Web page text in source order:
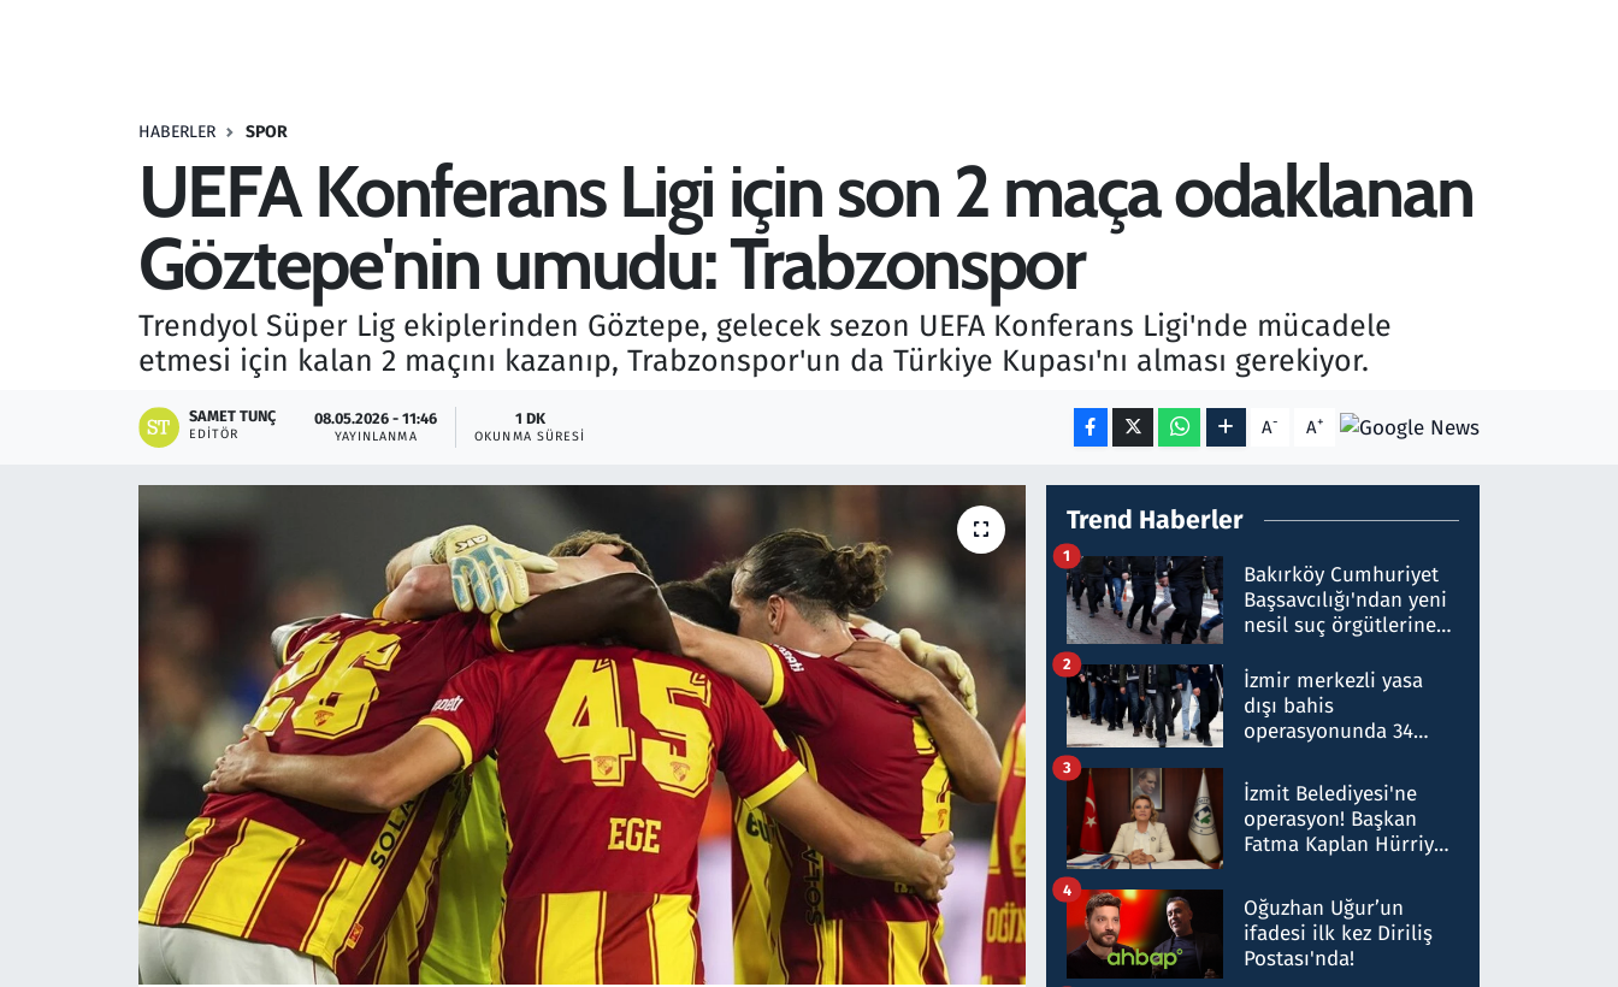
HABERLER SPOR
UEFA Konferans Ligi için son 2 maça odaklanan
Göztepe'nin umudu: Trabzonspor
Trendyol Süper Lig ekiplerinden Göztepe, gelecek sezon UEFA Konferans Ligi'nde mücadele
etmesi için kalan 2 maçını kazanıp, Trabzonspor'un da Türkiye Kupası'nı alması gerekiyor.
SAMET TUNÇ
EDITÖR
08.05.2026 - 11:46
YAYINLANMA
1 DK
OKUNMA SÜRESI A- A+
Trend Haberler
Bakırköy Cumhuriyet
Başsavcılığı'ndan yeni
nesil suç örgütlerine
hakkında gözaltı kararı
1
İzmir merkezli yasa
dışı bahis
operasyonunda 34
Milyar liralık para
trafiği tespit edildi
2
İzmit Belediyesi'ne
operasyon! Başkan
Fatma Kaplan Hürriyet
3
Oğuzhan Uğur’un
ifadesi ilk kez Diriliş
Postası'nda!
4
Savunma Sanayi
Teknoloji ve Bilim
Televizyon